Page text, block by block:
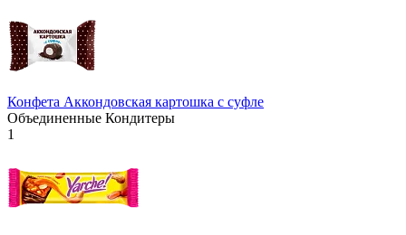
Конфета Аккондовская картошка с суфле
Объединенные Кондитеры
1